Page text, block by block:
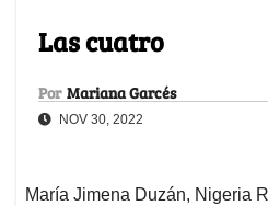
Las cuatro
Por Mariana Garcés
NOV 30, 2022
María Jimena Duzán, Nigeria